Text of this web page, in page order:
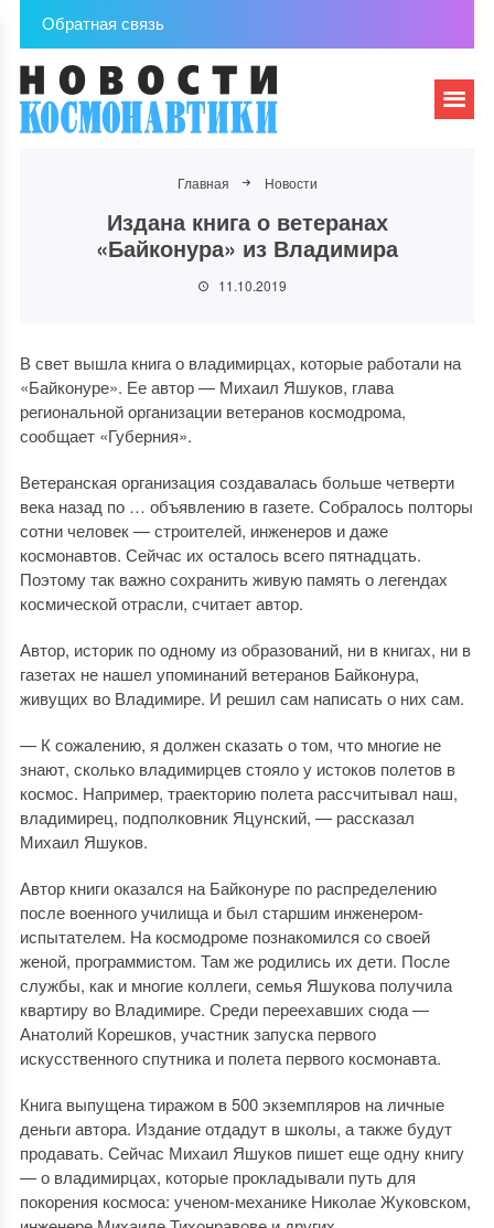
Обратная связь
Главная Новости
Издана книга о ветеранах
«Байконура» из Владимира
11.10.2019
В свет вышла книга о владимирцах, которые работали на
«Байконуре». Ее автор — Михаил Яшуков, глава
региональной организации ветеранов космодрома,
сообщает «Губерния».
Ветеранская организация создавалась больше четверти
века назад по … объявлению в газете. Собралось полторы
сотни человек — строителей, инженеров и даже
космонавтов. Сейчас их осталось всего пятнадцать.
Поэтому так важно сохранить живую память о легендах
космической отрасли, считает автор.
Автор, историк по одному из образований, ни в книгах, ни в
газетах не нашел упоминаний ветеранов Байконура,
живущих во Владимире. И решил сам написать о них сам.
— К сожалению, я должен сказать о том, что многие не
знают, сколько владимирцев стояло у истоков полетов в
космос. Например, траекторию полета рассчитывал наш,
владимирец, подполковник Яцунский, — рассказал
Михаил Яшуков.
Автор книги оказался на Байконуре по распределению
после военного училища и был старшим инженером-
испытателем. На космодроме познакомился со своей
женой, программистом. Там же родились их дети. После
службы, как и многие коллеги, семья Яшукова получила
квартиру во Владимире. Среди переехавших сюда —
Анатолий Корешков, участник запуска первого
искусственного спутника и полета первого космонавта.
Книга выпущена тиражом в 500 экземпляров на личные
деньги автора. Издание отдадут в школы, а также будут
продавать. Сейчас Михаил Яшуков пишет еще одну книгу
— о владимирцах, которые прокладывали путь для
покорения космоса: ученом-механике Николае Жуковском,